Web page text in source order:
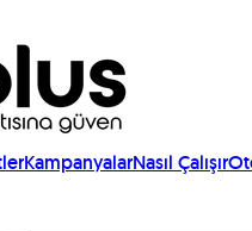
KampanyalarNasıl Çalışır